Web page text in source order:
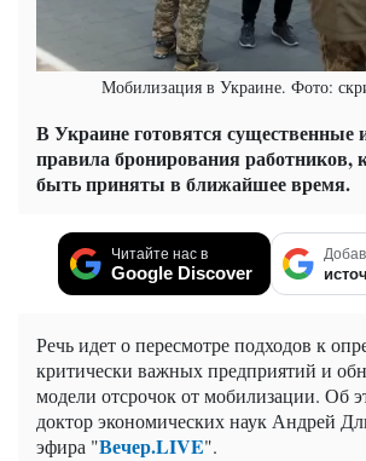
Мобилизация в Украине. Фото:
В Украине готовятся существенные
правила бронирования работников,
быть приняты в ближайшее время.
Читайте нас в
Google Discover
Речь идет о пересмотре подходов к
критически важных предприятий и
модели отсрочок от мобилизации. Об
доктор экономических наук Андрей
эфира "Вечер.LIVE".